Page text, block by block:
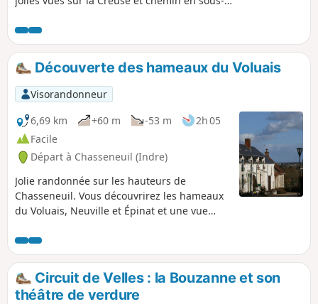
Découverte des hameaux du Voluais
Visorandonneur
6,69 km
+60 m -53 m
2h 05
Facile
Départ à Chasseneuil (Indre)
Jolie randonnée sur les hauteurs de
Chasseneuil. Vous découvrirez les hameaux
du Voluais, Neuville et Épinat et une vue
de la Creuse.
Circuit de Velles : la Bouzanne et son
théâtre de verdure